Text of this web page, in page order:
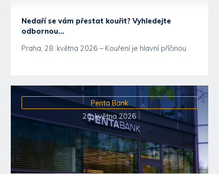
Nedaří se vám přestat kouřit? Vyhledejte
odbornou...
Praha, 28. května 2026 – Kouření je hlavní příčinou
Penta Bank
26. května 2026